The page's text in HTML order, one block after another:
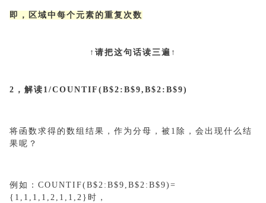
即，区域中每个元素的重复次数
↑请把这句话读三遍↑
2，解读1/COUNTIF(B$2:B$9,B$2:B$9)
将函数求得的数组结果，作为分母，被1除，会出现什么结
果呢？
例如：COUNTIF(B$2:B$9,B$2:B$9)=
{1,1,1,1,2,1,1,2}时，